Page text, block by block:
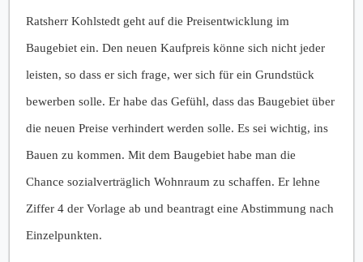
Ratsherr Kohlstedt geht auf die Preisentwicklung im
Baugebiet ein. Den neuen Kaufpreis könne sich nicht jeder
leisten, so dass er sich frage, wer sich für ein Grundstück
bewerben solle. Er habe das Gefühl, dass das Baugebiet über
die neuen Preise verhindert werden solle. Es sei wichtig, ins
Bauen zu kommen. Mit dem Baugebiet habe man die
Chance sozialverträglich Wohnraum zu schaffen. Er lehne
Ziffer 4 der Vorlage ab und beantragt eine Abstimmung nach
Einzelpunkten.